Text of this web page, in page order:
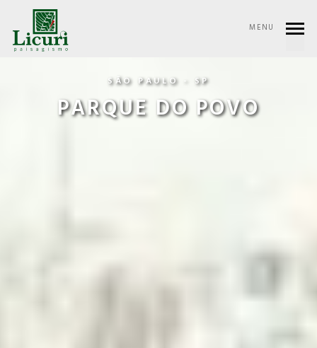
MENU
SÃO PAULO - SP
PARQUE DO POVO